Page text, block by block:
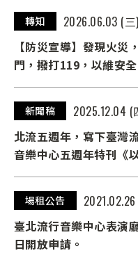
轉知
2026.06.03 (三)
【防災宣導】發現火災
門，撥打119，以維安全
新聞稿
2025.12.04 (
北流五週年，寫下臺灣
音樂中心五週年特刊《
音樂的方法》英文電子
場租公告
臺北流行音樂中心表演
日開放申請。